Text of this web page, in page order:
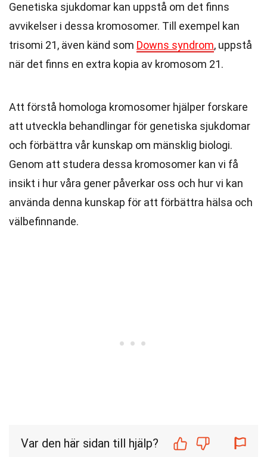
Genetiska sjukdomar kan uppstå om det finns
avvikelser i dessa kromosomer. Till exempel kan
trisomi 21, även känd som Downs syndrom, uppstå
när det finns en extra kopia av kromosom 21.
Att förstå homologa kromosomer hjälper forskare
att utveckla behandlingar för genetiska sjukdomar
och förbättra vår kunskap om mänsklig biologi.
Genom att studera dessa kromosomer kan vi få
insikt i hur våra gener påverkar oss och hur vi kan
använda denna kunskap för att förbättra hälsa och
välbefinnande.
Var den här sidan till hjälp?